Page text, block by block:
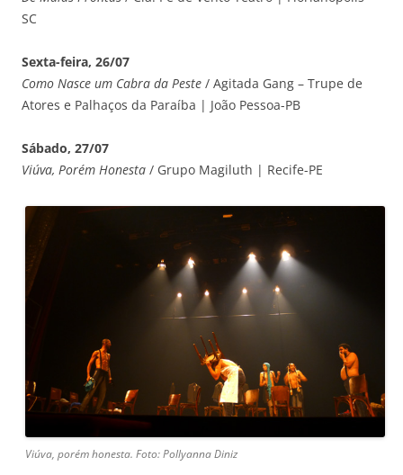
SC
Sexta-feira, 26/07
Como Nasce um Cabra da Peste / Agitada Gang – Trupe de
Atores e Palhaços da Paraíba | João Pessoa-PB
Sábado, 27/07
Viúva, Porém Honesta / Grupo Magiluth | Recife-PE
Viúva, porém honesta. Foto: Pollyanna Diniz